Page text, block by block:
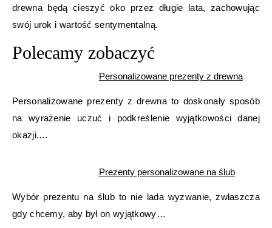
drewna będą cieszyć oko przez długie lata, zachowując
swój urok i wartość sentymentalną.
Polecamy zobaczyć
Personalizowane prezenty z drewna
Personalizowane prezenty z drewna to doskonały sposób
na wyrażenie uczuć i podkreślenie wyjątkowości danej
okazji.…
Prezenty personalizowane na ślub
Wybór prezentu na ślub to nie lada wyzwanie, zwłaszcza
gdy chcemy, aby był on wyjątkowy…